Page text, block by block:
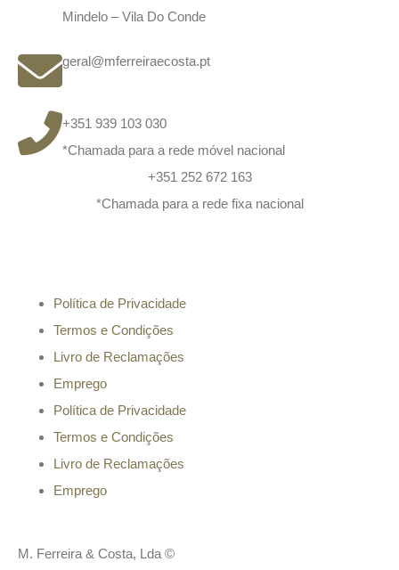
Mindelo – Vila Do Conde
geral@mferreiraecosta.pt
+351 939 103 030
*Chamada para a rede móvel nacional
+351 252 672 163
*Chamada para a rede fixa nacional
Política de Privacidade
Termos e Condições
Livro de Reclamações
Emprego
Política de Privacidade
Termos e Condições
Livro de Reclamações
Emprego
M. Ferreira & Costa, Lda ©